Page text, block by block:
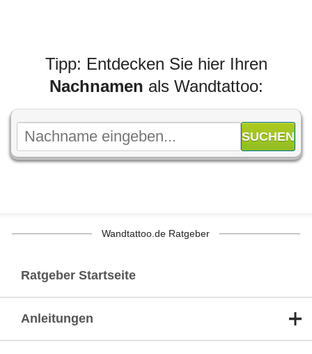
Tipp: Entdecken Sie hier Ihren
Nachnamen als Wandtattoo:
Wandtattoo.de Ratgeber
Ratgeber Startseite
Anleitungen